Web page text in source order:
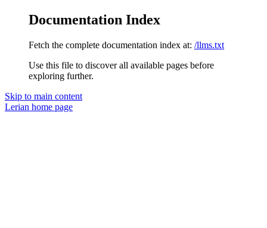
Documentation Index
Fetch the complete documentation index at: /llms.txt
Use this file to discover all available pages before
exploring further.
Skip to main content
Lerian home page